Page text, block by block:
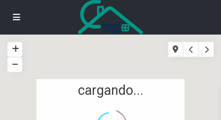
cargando...